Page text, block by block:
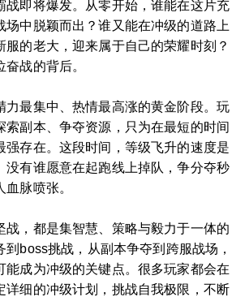
战即将爆发。从零开始，谁能在这片充
场中脱颖而出？谁又能在冲级的道路上
服的老大，迎来属于自己的荣耀时刻？
战的背后。
力最集中、热情最高涨的黄金阶段。玩
索副本、争夺资源，只为在最短的时间
强存在。这段时间，等级飞升的速度是
没有谁愿意在起跑线上掉队，争分夺秒
脉喷张。
战，都是集智慧、策略与毅力于一体的
到boss挑战，从副本争夺到跨服战场，
能成为冲级的关键点。很多玩家都会在
详细的冲级计划，挑战自我极限，不断